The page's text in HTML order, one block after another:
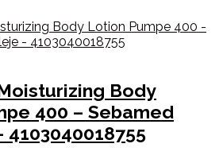
Body
400 – Sebamed